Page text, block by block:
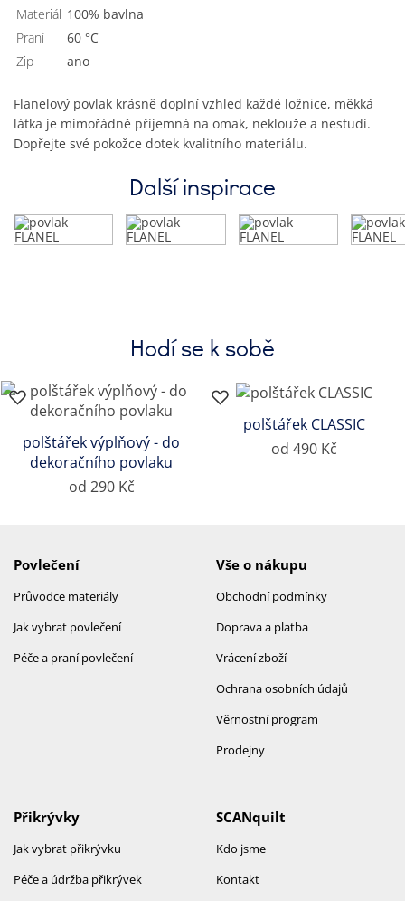
Materiál
100% bavlna
Praní
60 °C
Zip
Ano
Flanelový povlak krásně doplní vzhled každé ložnice, měkká
látka je mimořádně příjemná na omak, neklouže a nestudí.
Dopřejte své pokožce dotek kvalitního materiálu.
Další inspirace
Hodí se k sobě
polštářek výplňový - do
dekoračního povlaku
od 290 Kč
polštářek CLASSIC
od 490 Kč
Povlečení
Průvodce materiály
Jak vybrat povlečení
Péče a praní povlečení
Vše o nákupu
Obchodní podmínky
Doprava a platba
Vrácení zboží
Ochrana osobních údajů
Věrnostní program
Prodejny
SCANquilt
Kdo jsme
Kontakt
Přikrývky
Jak vybrat přikrývku
Péče a údržba přikrývek